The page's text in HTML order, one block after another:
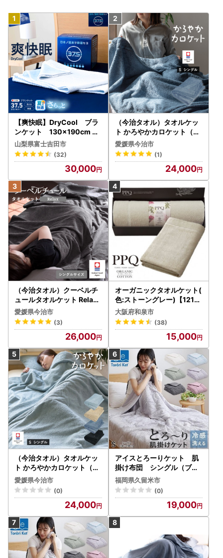
【爽快眠】DryCool ブラ
ンケット 130×190cm ブ
ランケット 毛布 寝具
山梨県富士吉田市
(32)
30,000
（今治タオル）タオルケッ
ト かろやかカロケット（ア
ッシュブルー）
愛媛県今治市
(1)
24,000
（今治タオル）クーベルチ
ュールタオルケット Relax
（チャコールグレー）
愛媛県今治市
(3)
26,000
オーガニックタオルケット(
色:ストーングレー)【12113
46】
大阪府和泉市
(38)
15,000
（今治タオル）タオルケッ
ト かろやかカロケット（ス
カイグレー）
愛媛県今治市
(0)
24,000
アイスとろーりケット 肌
掛け布団 シングル（ブル
ー）_アイス とろーりケッ
ト 肌掛け 布団 シングル キ
ルトケット ひんやり 冷感
洗える 140 × 190cm 夏 熱
帯夜 とろーり 柔らか リバ
ーシブル 掛け心地 レーヨン
吸湿 ポリエステル マイクロ
長繊維 ホコリ 出にくい 清
潔 送料無料 〔Qc055-bl〕
福岡県久留米市
(0)
19,000